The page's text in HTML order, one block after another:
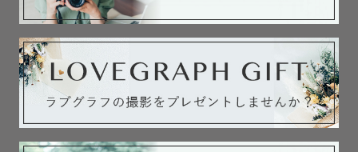
『笑顔や普段の姿を写真に残せて嬉しかったです』
『2人の楽しそうな瞬間や、普段とは全然違う瞬間など色ん
な所を撮っていただき嬉しかったです』
『(お子様が)人見知りなのに心を許しているのがすごいな
と感じました』『(お子様が)男性は苦手なのにあそこまで
懐いたのは驚きでした』などなど
嬉しいお言葉をたくさんいただきます🥹